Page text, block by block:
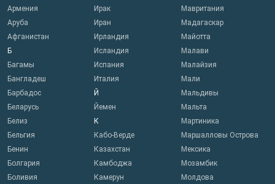
Армения
Аруба
Афганистан
Б
Багамы
Бангладеш
Барбадос
Беларусь
Белиз
Бельгия
Бенин
Болгария
Боливия
Ирак
Иран
Ирландия
Исландия
Испания
Италия
Й
Йемен
К
Кабо-Верде
Казахстан
Камбоджа
Камерун
Мавритания
Мадагаскар
Майотта
Малави
Малайзия
Мали
Мальдивы
Мальта
Мартиника
Маршалловы Острова
Мексика
Мозамбик
Молдова